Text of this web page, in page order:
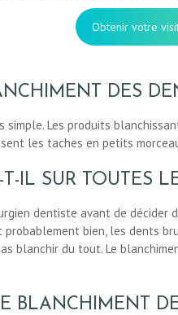
Obtenir votre
DES
simple. Les produits
les taches en petits
IL SUR TOUTES
dentiste avant de
bien, les dents
blanchir du tout. Le
BLANCHIMENT